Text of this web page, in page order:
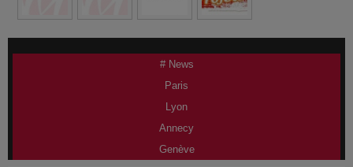
# News
Paris
Lyon
Annecy
Genève